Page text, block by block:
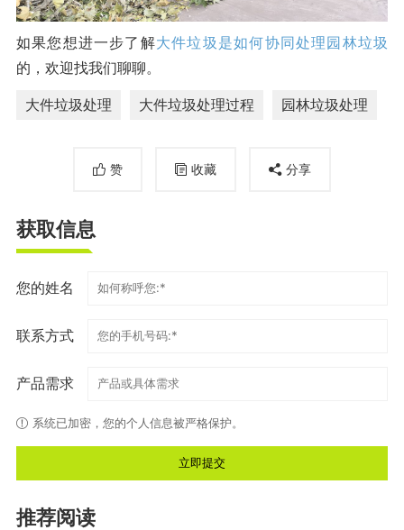
如果您想进一步了解大件垃圾是如何协同处理园林垃圾
的，欢迎找我们聊聊。
大件垃圾处理 大件垃圾处理过程 园林垃圾处理
赞 收藏 分享
获取信息
您的姓名
联系方式
产品需求
系统已加密，您的个人信息被严格保护。
推荐阅读